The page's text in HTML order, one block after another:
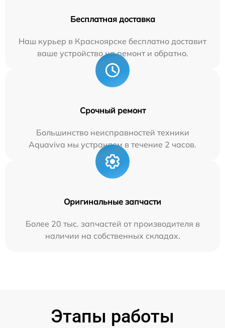
Бесплатная доставка
Наш курьер в Красноярске бесплатно доставит
ваше устройство на ремонт и обратно.
Срочный ремонт
Большинство неисправностей техники
Aquaviva мы устраняем в течение 2 часов.
Оригинальные запчасти
Более 20 тыс. запчастей от производителя в
наличии на собственных складах.
Этапы работы